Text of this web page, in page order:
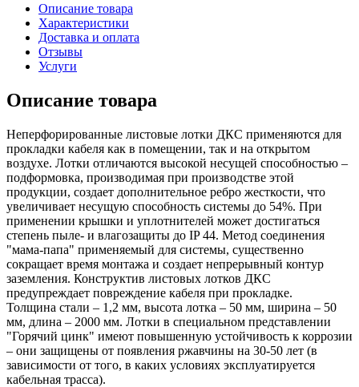
Описание товара
Характеристики
Доставка и оплата
Отзывы
Услуги
Описание товара
Неперфорированные листовые лотки ДКС применяются для
прокладки кабеля как в помещении, так и на открытом
воздухе. Лотки отличаются высокой несущей способностью –
подформовка, производимая при производстве этой
продукции, создает дополнительное ребро жесткости, что
увеличивает несущую способность системы до 54%. При
применении крышки и уплотнителей может достигаться
степень пыле- и влагозащиты до IP 44. Метод соединения
"мама-папа" применяемый для системы, существенно
сокращает время монтажа и создает непрерывный контур
заземления. Конструктив листовых лотков ДКС
предупреждает повреждение кабеля при прокладке.
Толщина стали – 1,2 мм, высота лотка – 50 мм, ширина – 50
мм, длина – 2000 мм. Лотки в специальном представлении
"Горячий цинк" имеют повышенную устойчивость к коррозии
– они защищены от появления ржавчины на 30-50 лет (в
зависимости от того, в каких условиях эксплуатируется
кабельная трасса).